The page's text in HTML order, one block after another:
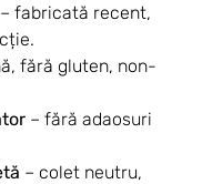
– fabricată recent,
fără gluten, non-
– fără adaosuri
– colet neutru,